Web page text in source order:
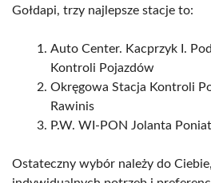
Gołdapi, trzy najlepsze stacje to:
Auto Center. Kacprzyk I.
Kontroli Pojazdów
Okręgowa Stacja Kontroli
Rawinis
P.W. WI-PON Jolanta
Ostateczny wybór należy do